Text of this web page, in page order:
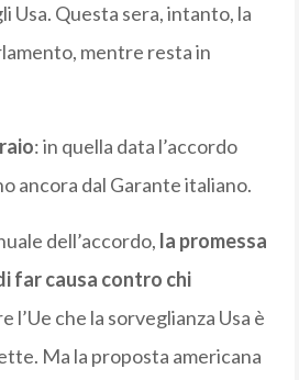
Usa. Questa sera, intanto, la
mentre resta in
: in quella data l’accordo
ancora dal Garante italiano.
dell’accordo, la promessa
far causa contro chi
l’Ue che la sorveglianza Usa è
Ma la proposta americana